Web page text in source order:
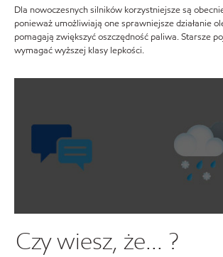
Dla nowoczesnych silników korzystniejsze są
ponieważ umożliwiają one sprawniejsze działanie
pomagają zwiększyć oszczędność paliwa. Starsze
wymagać wyższej klasy lepkości.
Czy wiesz, że... ?